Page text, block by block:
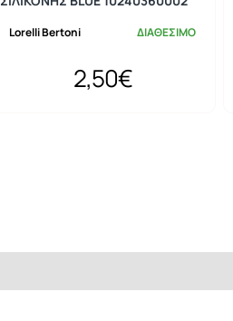
Lorelli Bertoni ΔΙΑΘΕΣΙΜΟ
2,50€